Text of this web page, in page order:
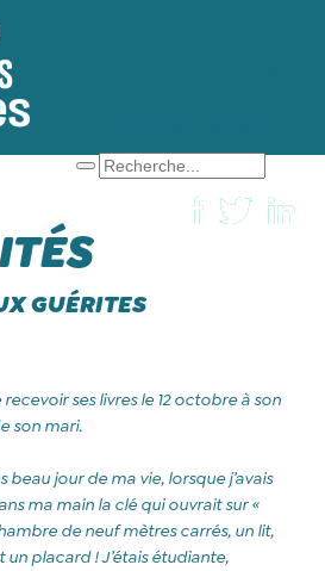
GUÉRITES
ses livres le 12 octobre à son
son mari.
beau jour de ma vie, lorsque j’avais
ma main la clé qui ouvrait sur «
de neuf mètres carrés, un lit,
placard ! J’étais étudiante,